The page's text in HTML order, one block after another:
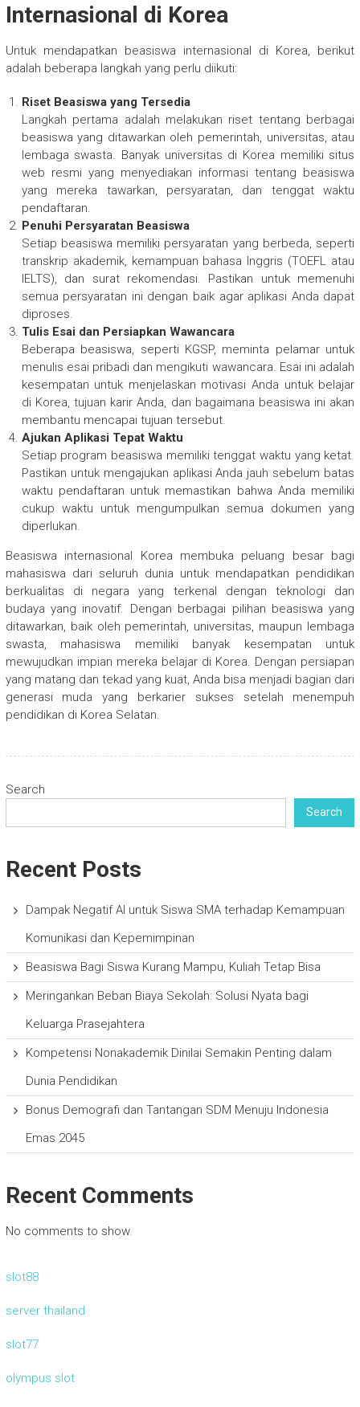
Internasional di Korea
Untuk mendapatkan beasiswa internasional di Korea, berikut
adalah beberapa langkah yang perlu diikuti:
Riset Beasiswa yang Tersedia
Langkah pertama adalah melakukan riset tentang berbagai
beasiswa yang ditawarkan oleh pemerintah, universitas, atau
lembaga swasta. Banyak universitas di Korea memiliki situs
web resmi yang menyediakan informasi tentang beasiswa
yang mereka tawarkan, persyaratan, dan tenggat waktu
pendaftaran.
Penuhi Persyaratan Beasiswa
Setiap beasiswa memiliki persyaratan yang berbeda, seperti
transkrip akademik, kemampuan bahasa Inggris (TOEFL atau
IELTS), dan surat rekomendasi. Pastikan untuk memenuhi
semua persyaratan ini dengan baik agar aplikasi Anda dapat
diproses.
Tulis Esai dan Persiapkan Wawancara
Beberapa beasiswa, seperti KGSP, meminta pelamar untuk
menulis esai pribadi dan mengikuti wawancara. Esai ini adalah
kesempatan untuk menjelaskan motivasi Anda untuk belajar
di Korea, tujuan karir Anda, dan bagaimana beasiswa ini akan
membantu mencapai tujuan tersebut.
Ajukan Aplikasi Tepat Waktu
Setiap program beasiswa memiliki tenggat waktu yang ketat.
Pastikan untuk mengajukan aplikasi Anda jauh sebelum batas
waktu pendaftaran untuk memastikan bahwa Anda memiliki
cukup waktu untuk mengumpulkan semua dokumen yang
diperlukan.
Beasiswa internasional Korea membuka peluang besar bagi
mahasiswa dari seluruh dunia untuk mendapatkan pendidikan
berkualitas di negara yang terkenal dengan teknologi dan
budaya yang inovatif. Dengan berbagai pilihan beasiswa yang
ditawarkan, baik oleh pemerintah, universitas, maupun lembaga
swasta, mahasiswa memiliki banyak kesempatan untuk
mewujudkan impian mereka belajar di Korea. Dengan persiapan
yang matang dan tekad yang kuat, Anda bisa menjadi bagian dari
generasi muda yang berkarier sukses setelah menempuh
pendidikan di Korea Selatan.
Search
Search
Recent Posts
Dampak Negatif AI untuk Siswa SMA terhadap Kemampuan
Komunikasi dan Kepemimpinan
Beasiswa Bagi Siswa Kurang Mampu, Kuliah Tetap Bisa
Meringankan Beban Biaya Sekolah: Solusi Nyata bagi
Keluarga Prasejahtera
Kompetensi Nonakademik Dinilai Semakin Penting dalam
Dunia Pendidikan
Bonus Demografi dan Tantangan SDM Menuju Indonesia
Emas 2045
Recent Comments
No comments to show.
slot88
server thailand
slot77
olympus slot